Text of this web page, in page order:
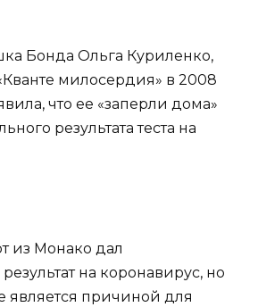
Бонда Ольга Куриленко,
милосердия» в 2008
что ее «заперли дома»
результата теста на
из Монако дал
на коронавирус, но
является причиной для